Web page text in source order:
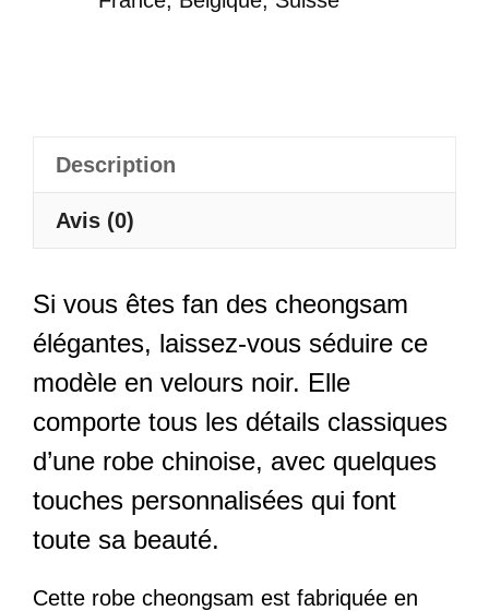
Description
Avis (0)
Si vous êtes fan des cheongsam
élégantes, laissez-vous séduire ce
modèle en velours noir. Elle
comporte tous les détails classiques
d’une robe chinoise, avec quelques
touches personnalisées qui font
toute sa beauté.
Cette robe cheongsam est fabriquée en